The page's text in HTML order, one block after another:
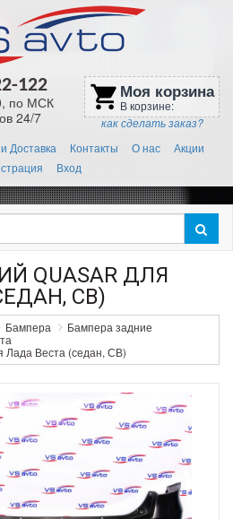
122
по МСК
24/7
shopping_cart Моя корзина
В корзине:
как сделать заказ?
Доставка Контакты О нас
Акции
Вход
QUASAR ДЛЯ
СВ)
Бампера
Бампера задние
Лада Веста (седан, СВ)